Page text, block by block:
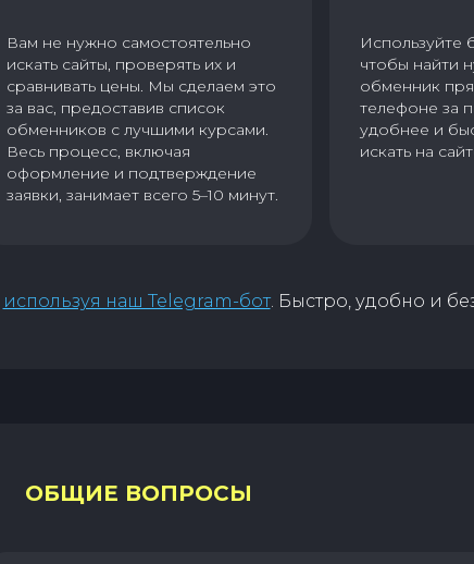
Вам не нужно самостоятельно
искать сайты, проверять их и
сравнивать цены. Мы сделаем это
за вас, предоставив список
обменников с лучшими курсами.
Весь процесс, включая
оформление и подтверждение
заявки, занимает всего 5–10 минут.
Используйте
чтобы найти
обменник
телефоне за
удобнее и
искать на
используя наш Telegram-бот. Быстро, удобно и
ОБЩИЕ ВОПРОСЫ